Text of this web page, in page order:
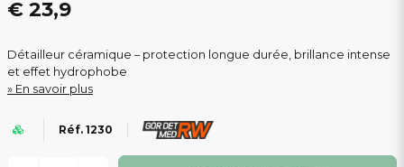
€ 23,9
Détailleur céramique – protection longue durée, brillance intense
et effet hydrophobe
En savoir plus
Réf. 1230